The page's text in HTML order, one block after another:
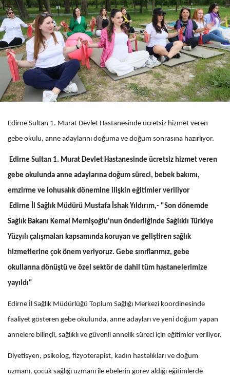
Edirne Sultan 1. Murat Devlet Hastanesinde ücretsiz hizmet veren
gebe okulu, anne adaylarını doğuma ve doğum sonrasına hazırlıyor.
Edirne Sultan 1. Murat Devlet Hastanesinde ücretsiz hizmet veren
gebe okulunda anne adaylarına doğum süreci, bebek bakımı,
emzirme ve lohusalık dönemine ilişkin eğitimler veriliyor
Edirne İl Sağlık Müdürü Mustafa İshak Yıldırım,- "Son dönemde
Sağlık Bakanı Kemal Memişoğlu'nun önderliğinde Sağlıklı Türkiye
Yüzyılı çalışmaları kapsamında koruyan ve geliştiren sağlık
hizmetlerine çok önem veriyoruz. Gebe sınıflarımız, gebe
okullarına dönüştü ve özel sektör de dahil tüm hastanelerimize
yayıldı"
Edirne İl Sağlık Müdürlüğü Toplum Sağlığı Merkezi koordinesinde
faaliyet gösteren gebe okulunda, anne adayları ve yeni doğum yapan
annelere bilinçli, sağlıklı ve güvenli annelik süreci için eğitimler veriliyor.
Diyetisyen, psikolog, fizyoterapist, kadın hastalıkları ve doğum
uzmanı, çocuk sağlığı uzmanı ile ebelerin görev aldığı eğitimlerde